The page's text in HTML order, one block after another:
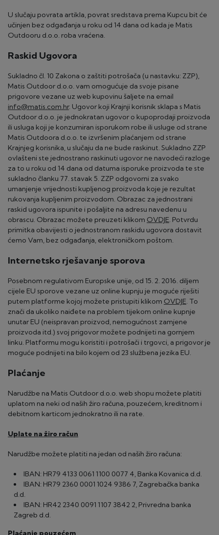
U slučaju povrata artikla, povrat sredstava prema Kupcu bit će
učinjen bez odgađanja u roku od 14 dana od kada je Matis
Outdooru d.o.o. roba vraćena.
Raskid Ugovora
Sukladno čl. 10 Zakona o zaštiti potrošača (u nastavku: ZZP),
Matis Outdoor d.o.o. vam omogućuje da svoje pisane
prigovore vezane uz web kupovinu šaljete na email
info@matis.com.hr. Ugovor koji Krajnji korisnik sklapa s Matis
Outdoor d.o.o. je jednokratan ugovor o kupoprodaji proizvoda
ili usluga koji je konzumiran isporukom robe ili usluge od strane
Matis Outdoora d.o.o. te izvršenim plaćanjem od strane
Krajnjeg korisnika, u slučaju da ne bude raskinut. Sukladno ZZP
ovlašteni ste jednostrano raskinuti ugovor ne navodeći razloge
za to u roku od 14 dana od datuma isporuke proizvoda te ste
sukladno članku 77. stavak 5. ZZP odgovorni za svako
umanjenje vrijednosti kupljenog proizvoda koje je rezultat
rukovanja kupljenim proizvodom. Obrazac za jednostrani
raskid ugovora ispunite i pošaljite na adresu navedenu u
obrascu. Obrazac možete preuzeti klikom OVDJE. Potvrdu
primitka obavijesti o jednostranom raskidu ugovora dostavit
ćemo Vam, bez odgađanja, elektroničkom poštom.
Internetsko rješavanje sporova
Posebnom regulativom Europske unije, od 15. 2. 2016. diljem
cijele EU sporove vezane uz online kupnju je moguće riješiti
putem platforme kojoj možete pristupiti klikom OVDJE. To
znači da ukoliko naiđete na problem tijekom online kupnje
unutar EU (neispravan proizvod, nemogućnost zamjene
proizvoda itd.) svoj prigovor možete podnijeti na gornjem
linku. Platformu mogu koristiti i potrošači i trgovci, a prigovor je
moguće podnijeti na bilo kojem od 23 službena jezika EU.
Plaćanje
Narudžbe na Matis Outdoor d.o.o. web shopu možete platiti
uplatom na neki od naših žiro računa, pouzećem, kreditnom i
debitnom karticom jednokratno ili na rate.
Uplate na žiro račun
Narudžbe možete platiti na jedan od naših žiro računa:
IBAN: HR79 4133 0061 1100 0077 4, Banka Kovanica d.d.
IBAN: HR79 2360 0001 1024 9386 7, Zagrebačka banka
d.d.
IBAN: HR42 2340 0091 1107 3842 2, Privredna banka
Zagreb d.d.
Plaćanje pouzećem